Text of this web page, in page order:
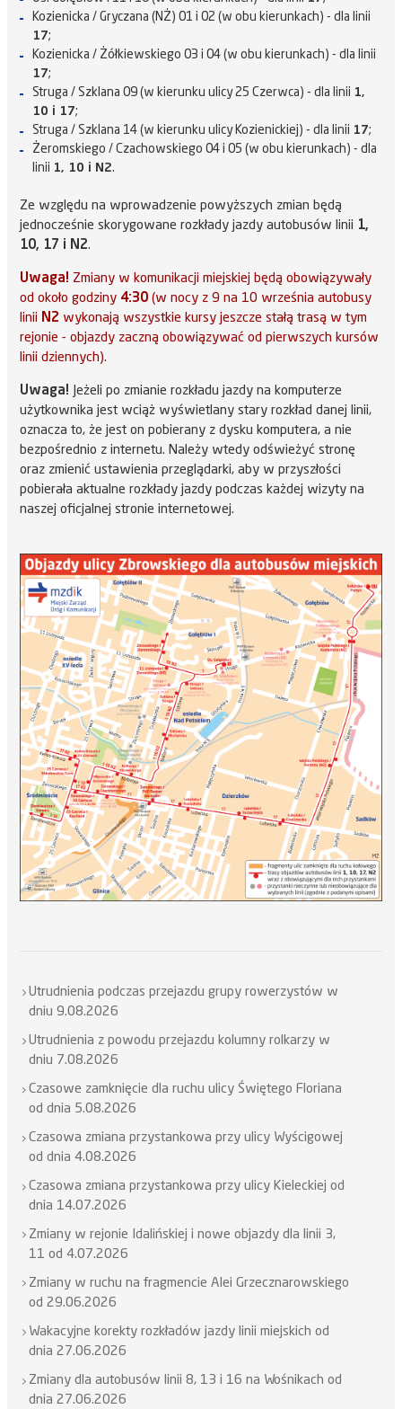
Kozienicka / Gryczana (NŻ) 01 i 02 (w obu kierunkach) - dla linii
17;
Kozienicka / Żółkiewskiego 03 i 04 (w obu kierunkach) - dla linii
17;
Struga / Szklana 09 (w kierunku ulicy 25 Czerwca) - dla linii 1,
10 i 17;
Struga / Szklana 14 (w kierunku ulicy Kozienickiej) - dla linii 17;
Żeromskiego / Czachowskiego 04 i 05 (w obu kierunkach) - dla
linii 1, 10 i N2.
Ze względu na wprowadzenie powyższych zmian będą
jednocześnie skorygowane rozkłady jazdy autobusów linii 1,
10, 17 i N2.
Uwaga! Zmiany w komunikacji miejskiej będą obowiązywały
od około godziny 4:30 (w nocy z 9 na 10 września autobusy
linii N2 wykonają wszystkie kursy jeszcze stałą trasą w tym
rejonie - objazdy zaczną obowiązywać od pierwszych kursów
linii dziennych).
Uwaga! Jeżeli po zmianie rozkładu jazdy na komputerze
użytkownika jest wciąż wyświetlany stary rozkład danej linii,
oznacza to, że jest on pobierany z dysku komputera, a nie
bezpośrednio z internetu. Należy wtedy odświeżyć stronę
oraz zmienić ustawienia przeglądarki, aby w przyszłości
pobierała aktualne rozkłady jazdy podczas każdej wizyty na
naszej oficjalnej stronie internetowej.
Utrudnienia podczas przejazdu grupy rowerzystów w
dniu 9.08.2026
Utrudnienia z powodu przejazdu kolumny rolkarzy w
dniu 7.08.2026
Czasowe zamknięcie dla ruchu ulicy Świętego Floriana
od dnia 5.08.2026
Czasowa zmiana przystankowa przy ulicy Wyścigowej
od dnia 4.08.2026
Czasowa zmiana przystankowa przy ulicy Kieleckiej od
dnia 14.07.2026
Zmiany w rejonie Idalińskiej i nowe objazdy dla linii 3,
11 od 4.07.2026
Zmiany w ruchu na fragmencie Alei Grzecznarowskiego
od 29.06.2026
Wakacyjne korekty rozkładów jazdy linii miejskich od
dnia 27.06.2026
Zmiany dla autobusów linii 8, 13 i 16 na Wośnikach od
dnia 27.06.2026